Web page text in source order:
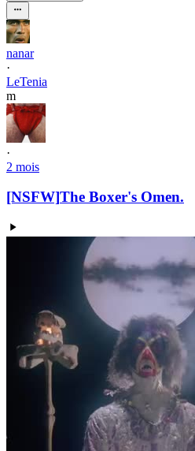
nanar
·
LeTenia
m
·
2 mois
[NSFW]The Boxer's Omen.